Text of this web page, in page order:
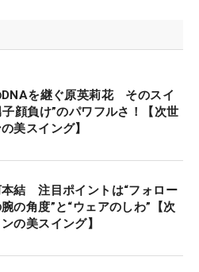
スで見る姿とはひと味違う
たちが沖縄の夜を彩った。
（プロ104人、アマチュア4
グチャンピオンのイ・ミニ
ン・ソンジュ
グ上位の鈴木愛、比嘉真美
“黄金世代”の勝みなみ、
原といったフレッシュな
る。
、アウトともに午前8時30
DNAを継ぐ原英莉花 そのスイ
顔負け”のパワフルさ！【次世
美スイング】
結 注目ポイントは“フォロー
の角度”と“ウェアのしわ”【次
の美スイング】